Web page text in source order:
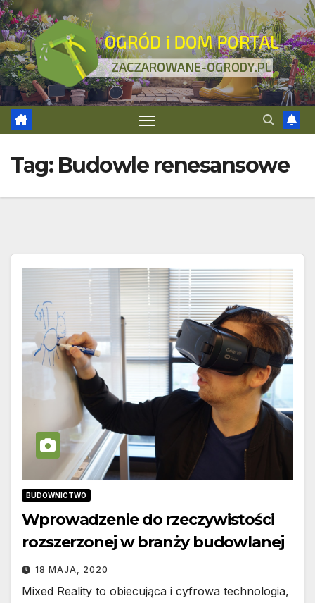
Skip
to
content
Tag: Budowle renesansowe
BUDOWNICTWO
Wprowadzenie do rzeczywistości
rozszerzonej w branży budowlanej
18 MAJA, 2020
Mixed Reality to obiecująca i cyfrowa technologia,